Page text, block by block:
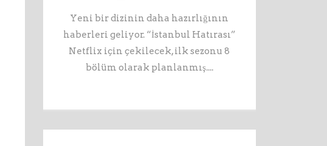
Yeni bir dizinin daha hazırlığının
haberleri geliyor. “İstanbul Hatırası”
Netflix için çekilecek, ilk sezonu 8
bölüm olarak planlanmış....